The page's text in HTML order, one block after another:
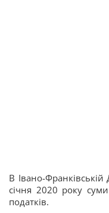
В Івано-
січня 2020 року суми
податків.